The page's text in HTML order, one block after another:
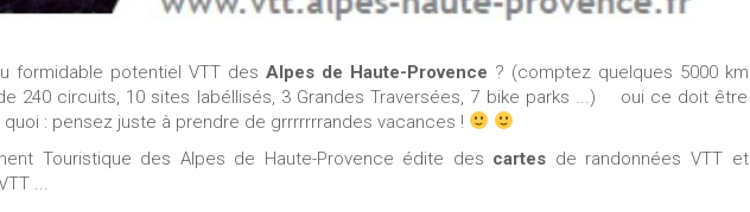
formidable potentiel VTT des Alpes de Haute-Provence ? (comptez quelques 5000 km
240 circuits, 10 sites labéllisés, 3 Grandes Traversées, 7 bike parks ...) oui ce doit être
: pensez juste à prendre de grrrrrrrandes vacances !
Touristique des Alpes de Haute-Provence édite des cartes de randonnées VTT et
...